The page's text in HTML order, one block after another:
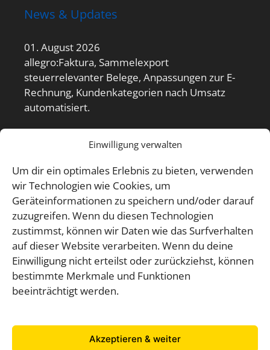
Einwilligung verwalten
Um dir ein optimales Erlebnis zu bieten, verwenden
wir Technologien wie Cookies, um
Geräteinformationen zu speichern und/oder darauf
zuzugreifen. Wenn du diesen Technologien
zustimmst, können wir Daten wie das Surfverhalten
auf dieser Website verarbeiten. Wenn du deine
Einwilligung nicht erteilst oder zurückziehst, können
bestimmte Merkmale und Funktionen
beeinträchtigt werden.
Akzeptieren & weiter
News & Updates
01. August 2026
allegro:Faktura, Sammelexport
steuerrelevanter Belege, Anpassungen zur E-
Rechnung, Kundenkategorien nach Umsatz
automatisiert.
allegro:it Kontakt
E-Mail an allegro-it
+49 (0) 2951 933 699 1
Datenschutzerklärung
Über allegro:it
Sie finden bei uns kaufmännische Software für
Windows. Auf Wunsch passen wir die
individuelle Anwendung.
IT Services ergänzen unser Angebot.